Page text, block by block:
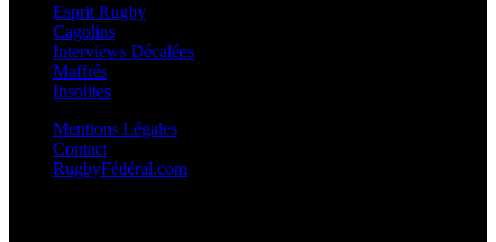
Esprit Rugby
Cagolins
Interviews Décalées
Maffrés
Insolites
Mentions Légales
Contact
RugbyFédéral.com